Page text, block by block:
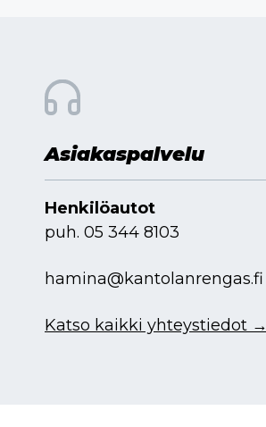
Asiakaspalvelu
Henkilöautot
puh. 05 344 8103
hamina@kantolanrengas.fi
Katso kaikki yhteystiedot →